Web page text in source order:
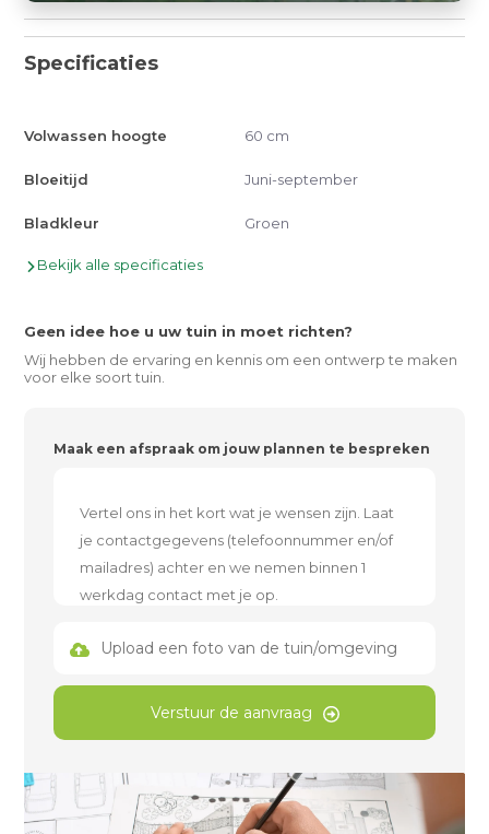
Specificaties
Volwassen hoogte 60 cm
Bloeitijd Juni-september
Bladkleur Groen
Bekijk alle specificaties
Geen idee hoe u uw tuin in moet richten?
Wij hebben de ervaring en kennis om een ontwerp te maken
voor elke soort tuin.
Maak een afspraak om jouw plannen te bespreken
Upload een foto van de tuin/omgeving
Verstuur de aanvraag